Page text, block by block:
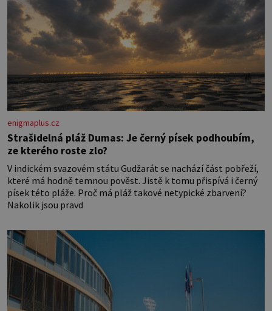
enigmaplus.cz
Strašidelná pláž Dumas: Je černý písek podhoubím,
ze kterého roste zlo?
V indickém svazovém státu Gudžarát se nachází část pobřeží,
které má hodně temnou pověst. Jistě k tomu přispívá i černý
písek této pláže. Proč má pláž takové netypické zbarvení?
Nakolik jsou pravd